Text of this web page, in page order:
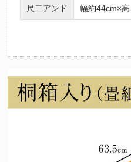
尺二アンド 幅約44cm×